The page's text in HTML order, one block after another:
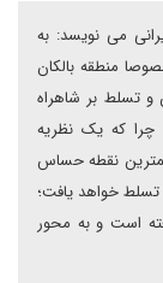
می نویسد: به
منطقه بالکان
تسلط بر شاهراه
چرا که یک نظریه
نقطه حساس
خواهد یافت؛
است و به محور